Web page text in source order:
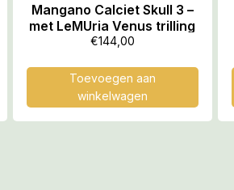
Mangano Calciet Skull 3 –
met LeMUria Venus trilling
€144,00
Toevoegen aan
winkelwagen